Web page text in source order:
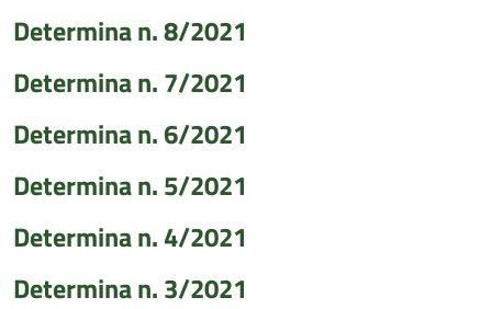
Determina n. 8/2021
Determina n. 7/2021
Determina n. 6/2021
Determina n. 5/2021
Determina n. 4/2021
Determina n. 3/2021